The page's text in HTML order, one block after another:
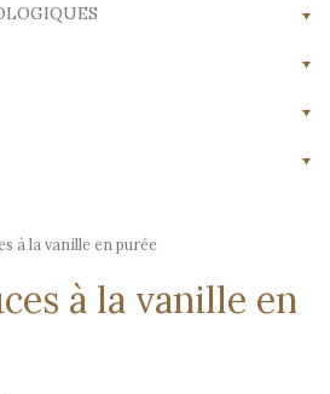
à la vanille en purée
à la vanille en